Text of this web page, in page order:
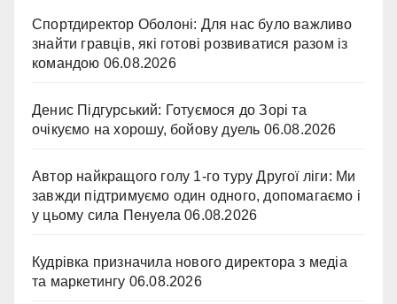
Спортдиректор Оболоні: Для нас було важливо
знайти гравців, які готові розвиватися разом із
командою 06.08.2026
Денис Підгурський: Готуємося до Зорі та
очікуємо на хорошу, бойову дуель 06.08.2026
Автор найкращого голу 1-го туру Другої ліги: Ми
завжди підтримуємо один одного, допомагаємо і
у цьому сила Пенуела 06.08.2026
Кудрівка призначила нового директора з медіа
та маркетингу 06.08.2026